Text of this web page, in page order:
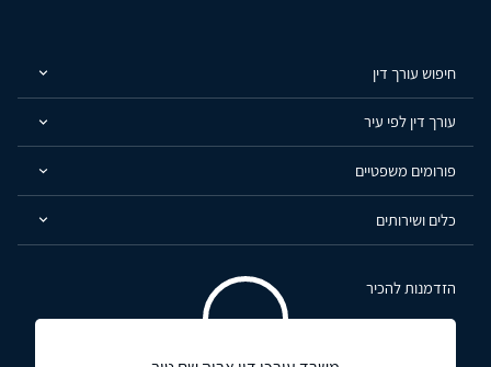
חיפוש עורך דין
עורך דין לפי עיר
פורומים משפטיים
כלים ושירותים
הזדמנות להכיר